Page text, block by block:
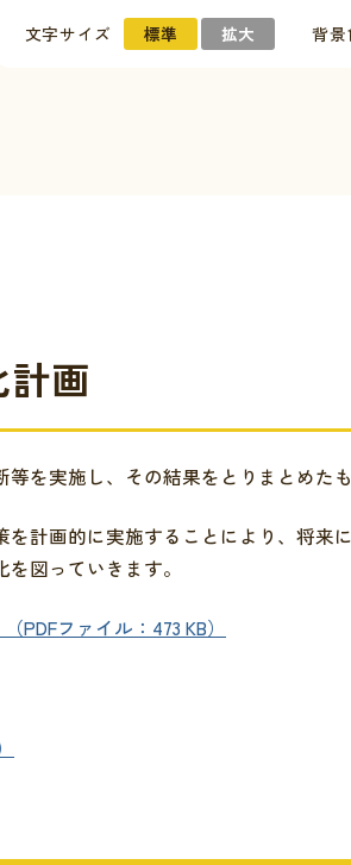
文字サイズ 標準 拡大 背景
画
を実施し、その結果をとりまとめたも
計画的に実施することにより、将来
図っていきます。
ファイル：473 KB）